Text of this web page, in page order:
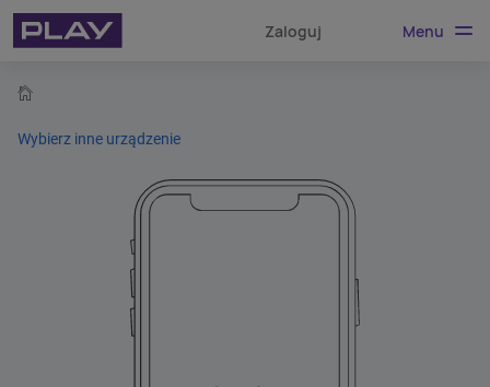
Zaloguj Menu
Wybierz inne urządzenie